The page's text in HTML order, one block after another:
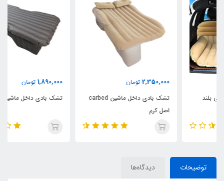
تومان
تشک بادی داخل ماشین carbed
تومان
تشک بادی داخل ماشین برزنتی
توضیحات دیدگاه‌ها